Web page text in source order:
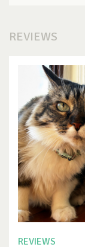
REVIEWS
REVIEWS